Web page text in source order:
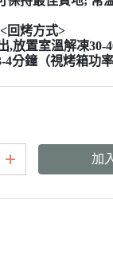
<回烤方式>
,放置室溫解凍30-
4分鐘（視烤箱功
加